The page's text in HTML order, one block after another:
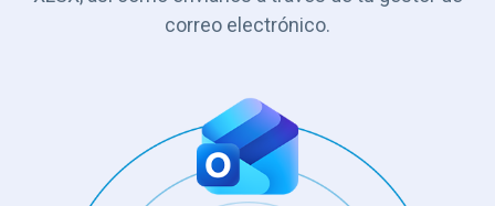
correo electrónico.